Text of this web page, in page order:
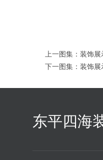
上一图集： 装饰展
下一图集： 装饰展
东平四海